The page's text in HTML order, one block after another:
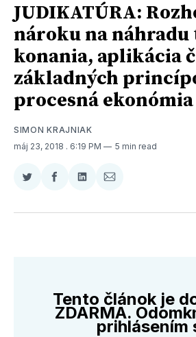
JUDIKATÚRA:
nároku na náhradu
konania, aplikácia
základných
procesná ekonómia
SIMON KRAJNIAK
máj 23, 2018 . 6:19 PM 5 min read
Zdieľať
Twitter
Zdieľať
Facebooku
Zdieľať
LinkedIne
Zdieľať
E-
Tento článok je
ZDARMA.
prihlásením